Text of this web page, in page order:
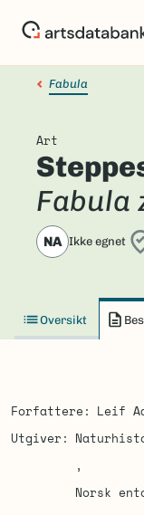
Fabula
Art
Fabula
NA Ikke egnet
Oversikt
Forfattere Leif
Utgiver
Norsk